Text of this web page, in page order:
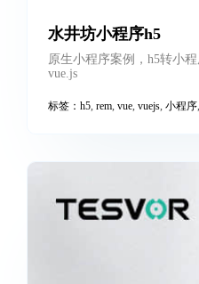
水井坊小程序h5
原生小程序案例，h5转小
vue.js
标签： h5, rem, vue, vuejs, 小程序,